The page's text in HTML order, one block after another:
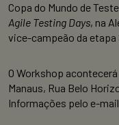
Copa do Mundo de
Agile Testing Days, na
vice-campeão da
O Workshop acontecerá
Manaus, Rua Belo
Informações pelo e-mail